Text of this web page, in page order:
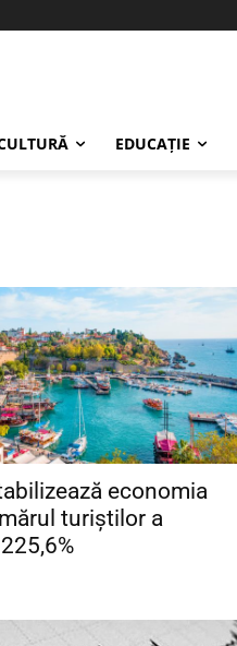
EDUCAŢIE
economia
turiștilor a